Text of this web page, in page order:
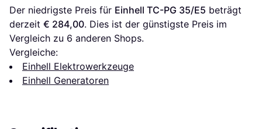
Der niedrigste Preis für Einhell TC-PG 35/E5 beträgt
derzeit € 284,00. Dies ist der günstigste Preis im
Vergleich zu 6 anderen Shops.
Vergleiche:
Einhell Elektrowerkzeuge
Einhell Generatoren